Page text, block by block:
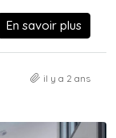
En savoir plus
il y a 2 ans